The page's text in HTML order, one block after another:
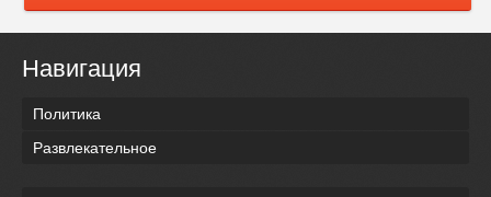
Навигация
Политика
Развлекательное